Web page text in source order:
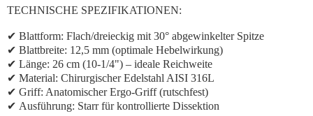
TECHNISCHE SPEZIFIKATIONEN:
✔ Blattform: Flach/dreieckig mit 30° abgewinkelter Spitze
✔ Blattbreite: 12,5 mm (optimale Hebelwirkung)
✔ Länge: 26 cm (10-1/4") – ideale Reichweite
✔ Material: Chirurgischer Edelstahl AISI 316L
✔ Griff: Anatomischer Ergo-Griff (rutschfest)
✔ Ausführung: Starr für kontrollierte Dissektion